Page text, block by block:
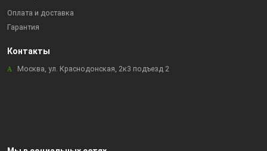
Оплата и доставка
Гарантия
Контакты
Москва, ул. Краснодонская, 2к3 подъезд 2